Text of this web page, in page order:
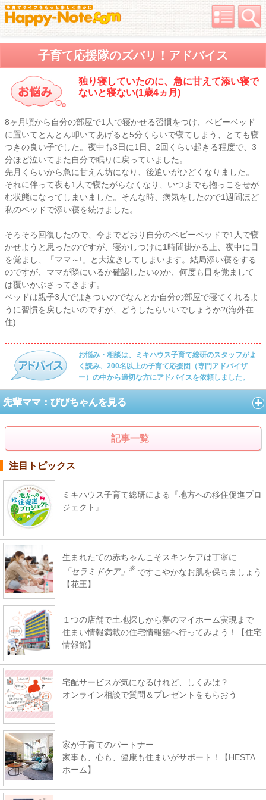
子育て応援隊のズバリ！アドバイス
独り寝していたのに、急に甘えて添い寝で
ないと寝ない(1歳4ヵ月)
8ヶ月頃から自分の部屋で1人で寝かせる習慣をつけ、ベビーベッド
に置いてとんとん叩いてあげると5分くらいで寝てしまう、とても寝
つきの良い子でした。夜中も3日に1日、2回くらい起きる程度で、3
分ほど泣いてまた自分で眠りに戻っていました。
先月くらいから急に甘えん坊になり、後追いがひどくなりました。
それに伴って夜も1人で寝たがらなくなり、いつまでも抱っこをせが
む状態になってしまいました。そんな時、病気をしたので1週間ほど
私のベッドで添い寝を続けました。
そろそろ回復したので、今までどおり自分のベビーベッドで1人で寝
かせようと思ったのですが、寝かしつけに1時間掛かる上、夜中に目
を覚まし、「ママ～!」と大泣きしてしまいます。結局添い寝をする
のですが、ママが隣にいるか確認したいのか、何度も目を覚まして
は覆いかぶさってきます。
ベッドは親子3人ではきついのでなんとか自分の部屋で寝てくれるよ
うに習慣を戻したいのですが、どうしたらいいでしょうか?(海外在
住)
お悩み・相談は、ミキハウス子育て総研のスタッフがよ
く読み、200名以上の子育て応援団（専門アドバイザ
ー）の中から適切な方にアドバイスを依頼しました。
先輩ママ：びびちゃんを見る
記事一覧
注目トピックス
ミキハウス子育て総研による『地方への移住促進プロ
ジェクト』
生まれたての赤ちゃんこそスキンケアは丁寧に
「セラミドケア」
※ ですこやかなお肌を保ちましょう
【花王】
１つの店舗で土地探しから夢のマイホーム実現まで
住まい情報満載の住宅情報館へ行ってみよう！【住宅
情報館】
宅配サービスが気になるけれど、しくみは？
オンライン相談で質問＆プレゼントをもらおう
家が子育てのパートナー
家事も、心も、健康も住まいがサポート！【HESTA
ホーム】